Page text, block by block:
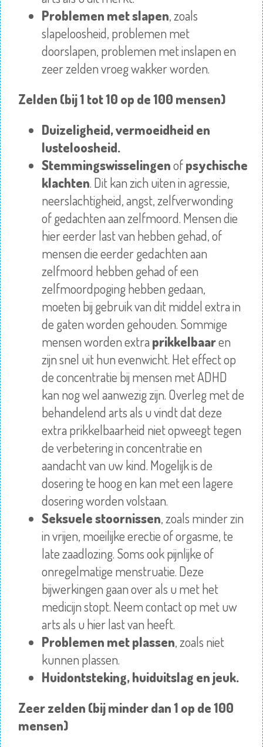
Problemen met slapen, zoals
slapeloosheid, problemen met
doorslapen, problemen met inslapen en
zeer zelden vroeg wakker worden.
Zelden (bij 1 tot 10 op de 100 mensen)
Duizeligheid, vermoeidheid en
lusteloosheid.
Stemmingswisselingenofpsychische
klachten. Dit kan zich uiten in agressie,
neerslachtigheid, angst, zelfverwonding
of gedachten aan zelfmoord. Mensen die
hier eerder last van hebben gehad, of
mensen die eerder gedachten aan
zelfmoord hebben gehad of een
zelfmoordpoging hebben gedaan,
moeten bij gebruik van dit middel extra in
de gaten worden gehouden. Sommige
mensen worden extra prikkelbaaren
zijn snel uit hun evenwicht. Het effect op
de concentratie bij mensen met ADHD
kan nog wel aanwezig zijn. Overleg met de
behandelend arts als u vindt dat deze
extra prikkelbaarheid niet opweegt tegen
de verbetering in concentratie en
aandacht van uw kind. Mogelijk is de
dosering te hoog en kan met een lagere
dosering worden volstaan.
Seksuele stoornissen, zoals minder zin
in vrijen, moeilijke erectie of orgasme, te
late zaadlozing. Soms ook pijnlijke of
onregelmatige menstruatie. Deze
bijwerkingen gaan over als u met het
medicijn stopt. Neem contact op met uw
arts als u hier last van heeft.
Problemen met plassen, zoals niet
kunnen plassen.
Huidontsteking, huiduitslag en jeuk.
Zeer zelden (bij minder dan 1 op de 100
mensen)